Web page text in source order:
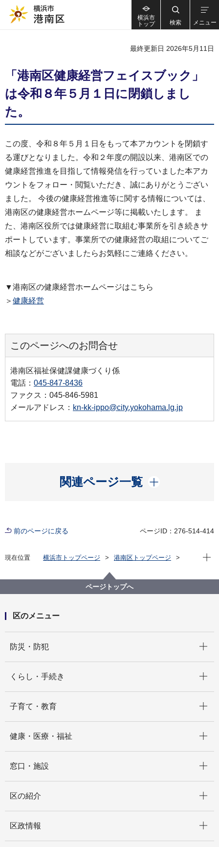
横浜市
トップ
検索 メニュー
最終更新日 2026年5月11日
「港南区健康経営フェイスブック」
は令和８年５月１日に閉鎖しまし
た。
この度、令和８年５月１日をもって本アカウントを閉鎖す
る運びとなりました。令和２年度の開設以来、港南区での
健康経営推進を目指して情報発信を行っていました本アカ
ウントをフォロー・閲覧いただき、誠にありがとうござい
ました。 今後の健康経営推進等に関する情報については、
港南区の健康経営ホームページ等に掲載いたします。 ま
た、港南区役所では健康経営に取組む事業所を引き続きサ
ポートしています。事業所での健康経営の取組についてご
相談などがございましたらお気軽にご連絡ください。
▼港南区の健康経営ホームページはこちら
＞ 健康経営
このページへのお問合せ
港南区福祉保健課健康づくり係
電話： 045-847-8436
ファクス：045-846-5981
メールアドレス： kn-kk-ippo@city.yokohama.lg.jp
関連ページ一覧
開く
前のページに戻る ページID：276-514-414
現在位置 横浜市トップページ
港南区トップページ
「港南区健康経営フェイスブック」は令和８年５月１
日に閉鎖しました。
現在
ページトップへ
区のメニュー
防災・防犯
くらし・手続き
子育て・教育
健康・医療・福祉
窓口・施設
区の紹介
区政情報